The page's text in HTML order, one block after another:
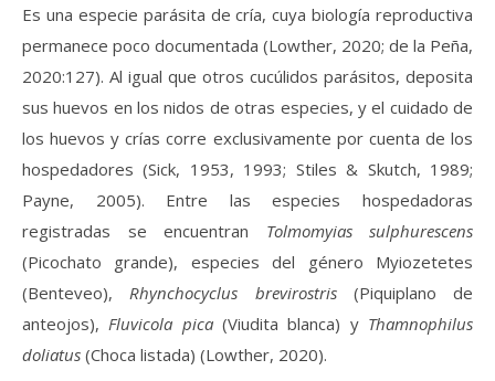
Es una especie parásita de cría, cuya biología reproductiva
permanece poco documentada (Lowther, 2020; de la Peña,
2020:127). Al igual que otros cucúlidos parásitos, deposita
sus huevos en los nidos de otras especies, y el cuidado de
los huevos y crías corre exclusivamente por cuenta de los
hospedadores (Sick, 1953, 1993; Stiles & Skutch, 1989;
Payne, 2005). Entre las especies hospedadoras
registradas se encuentran Tolmomyias sulphurescens
(Picochato grande), especies del género Myiozetetes
(Benteveo),Rhynchocyclus brevirostris(Piquiplano de
anteojos),Fluvicola pica(Viudita blanca) y Thamnophilus
doliatus (Choca listada) (Lowther, 2020).